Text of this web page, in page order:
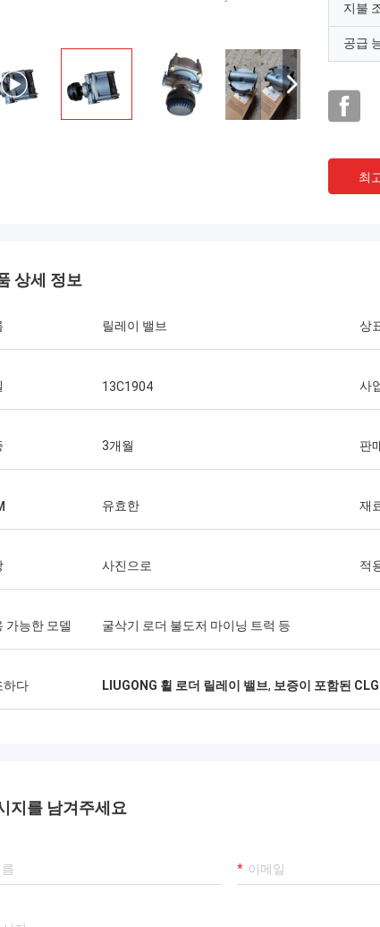
지불
공급
최
상세 정보
릴레이 밸브 상
13C1904 사
3개월 판
유효한 재
사진으로 적
가능한 모델 굴삭기 로더 불도저 마이닝 트럭 등
하다 LIUGONG 휠 로더 릴레이 밸브, 보증이 포함된
지를 남겨주세요